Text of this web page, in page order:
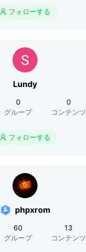
 フォローする
Lundy
0
グループ
0
コンテンツ
 フォローする
phpxrom
60
グループ
13
コンテンツ